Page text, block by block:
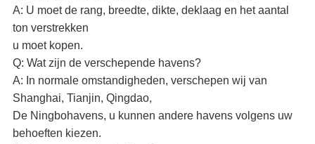
A: U moet de rang, breedte, dikte, deklaag en het aantal
ton verstrekken
u moet kopen.
Q: Wat zijn de verschepende havens?
A: In normale omstandigheden, verschepen wij van
Shanghai, Tianjin, Qingdao,
De Ningbohavens, u kunnen andere havens volgens uw
behoeften kiezen.